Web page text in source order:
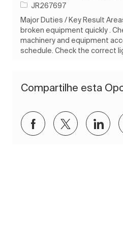
ID do trabalho
JR267697
Major Duties / Key Result
broken equipment quickly .
machinery and equipment
schedule. Check the correct
Compartilhe esta
Compartilhar via